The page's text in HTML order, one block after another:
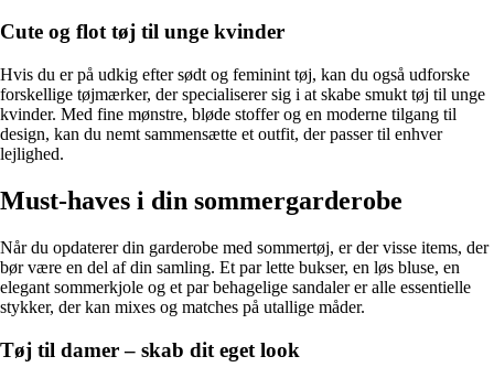
Cute og flot tøj til unge kvinder
Hvis du er på udkig efter sødt og feminint tøj, kan du også udforske
forskellige tøjmærker, der specialiserer sig i at skabe smukt tøj til unge
kvinder. Med fine mønstre, bløde stoffer og en moderne tilgang til
design, kan du nemt sammensætte et outfit, der passer til enhver
lejlighed.
Must-haves i din sommergarderobe
Når du opdaterer din garderobe med sommertøj, er der visse items, der
bør være en del af din samling. Et par lette bukser, en løs bluse, en
elegant sommerkjole og et par behagelige sandaler er alle essentielle
stykker, der kan mixes og matches på utallige måder.
Tøj til damer – skab dit eget look